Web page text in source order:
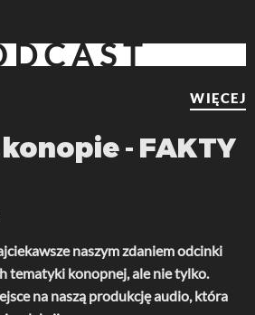
WIĘCEJ
konopie - FAKTY
naszym zdaniem odcinki
tematyki konopnej, ale nie tylko.
na naszą produkcję audio, która